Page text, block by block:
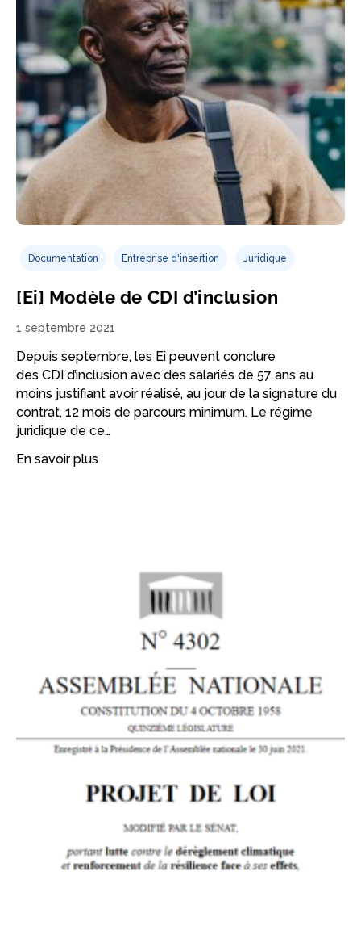
Documentation Entreprise d'insertion Juridique
[Ei] Modèle de CDI d’inclusion
1 septembre 2021
Depuis septembre, les Ei peuvent conclure
des CDI d’inclusion avec des salariés de 57 ans au
moins justifiant avoir réalisé, au jour de la signature du
contrat, 12 mois de parcours minimum. Le régime
juridique de ce…
En savoir plus